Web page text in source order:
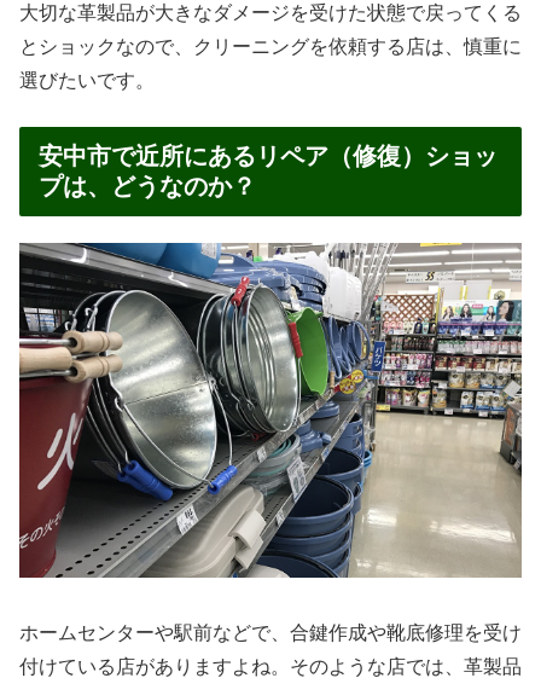
大切な革製品が大きなダメージを受けた状態で戻ってくる
とショックなので、クリーニングを依頼する店は、慎重に
選びたいです。
安中市で近所にあるリペア（修復）ショッ
プは、どうなのか？
ホームセンターや駅前などで、合鍵作成や靴底修理を受け
付けている店がありますよね。そのような店では、革製品